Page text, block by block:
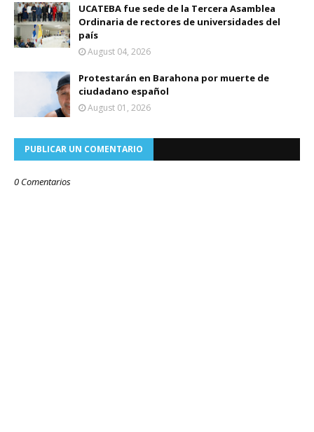
UCATEBA fue sede de la Tercera Asamblea
Ordinaria de rectores de universidades del
país
August 04, 2026
Protestarán en Barahona por muerte de
ciudadano español
August 01, 2026
PUBLICAR UN COMENTARIO
0 Comentarios